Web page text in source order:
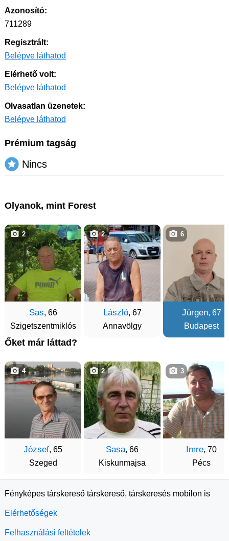
Azonosító:
711289
Regisztrált:
Belépve láthatod
Elérhető volt:
Belépve láthatod
Olvasatlan üzenetek:
Belépve láthatod
Prémium tagság
Nincs
Olyanok, mint Forest
Sas, 66
Szigetszentmiklós
2
László, 67
Annavölgy
2
Jürgen, 67
Budapest
6
Őket már láttad?
József, 65
Szeged
4
Sasa, 66
Kiskunmajsa
2
Imre, 70
Pécs
3
Fényképes társkereső társkereső, társkeresés mobilon is
Elérhetőségek
Felhasználási feltételek